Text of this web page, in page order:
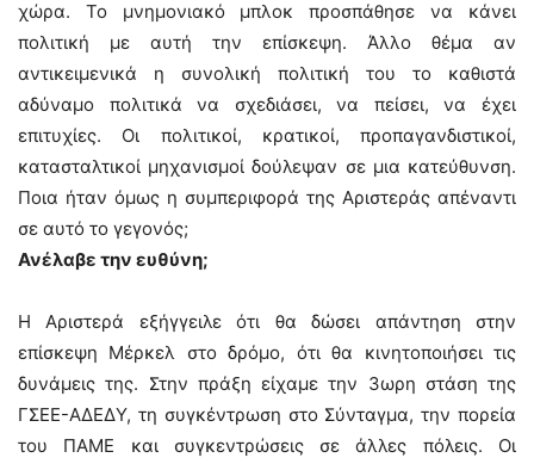
χώρα. Το μνημονιακό μπλοκ προσπάθησε να κάνει
πολιτική με αυτή την επίσκεψη. Άλλο θέμα αν
αντικειμενικά η συνολική πολιτική του το καθιστά
αδύναμο πολιτικά να σχεδιάσει, να πείσει, να έχει
επιτυχίες. Οι πολιτικοί, κρατικοί, προπαγανδιστικοί,
κατασταλτικοί μηχανισμοί δούλεψαν σε μια κατεύθυνση.
Ποια ήταν όμως η συμπεριφορά της Αριστεράς απέναντι
σε αυτό το γεγονός;
Ανέλαβε την ευθύνη;
Η Αριστερά εξήγγειλε ότι θα δώσει απάντηση στην
επίσκεψη Μέρκελ στο δρόμο, ότι θα κινητοποιήσει τις
δυνάμεις της. Στην πράξη είχαμε την 3ωρη στάση της
ΓΣΕΕ-ΑΔΕΔΥ, τη συγκέντρωση στο Σύνταγμα, την πορεία
του ΠΑΜΕ και συγκεντρώσεις σε άλλες πόλεις. Οι